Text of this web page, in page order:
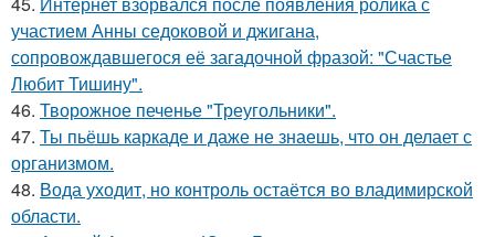
участием Анны седоковой и джигана,
сопровождавшегося её загадочной фразой: "Счастье
Любит Тишину".
46. Творожное печенье "Треугольники".
47. Ты пьёшь каркаде и даже не знаешь, что он делает с
организмом.
48. Вода уходит, но контроль остаётся во владимирской
области.